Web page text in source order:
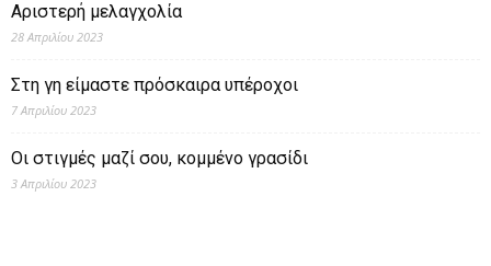
Αριστερή μελαγχολία
28 Απριλίου 2023
Στη γη είμαστε πρόσκαιρα υπέροχοι
7 Απριλίου 2023
Οι στιγμές μαζί σου, κομμένο γρασίδι
3 Απριλίου 2023